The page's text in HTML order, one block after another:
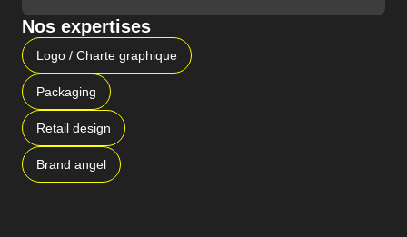
Nos expertises
Logo / Charte graphique
Packaging
Retail design
Brand angel